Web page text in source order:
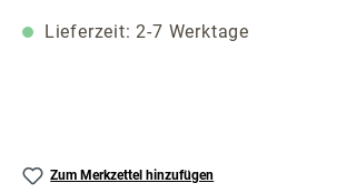
Lieferzeit: 2-7 Werktage
Zum Merkzettel hinzufügen